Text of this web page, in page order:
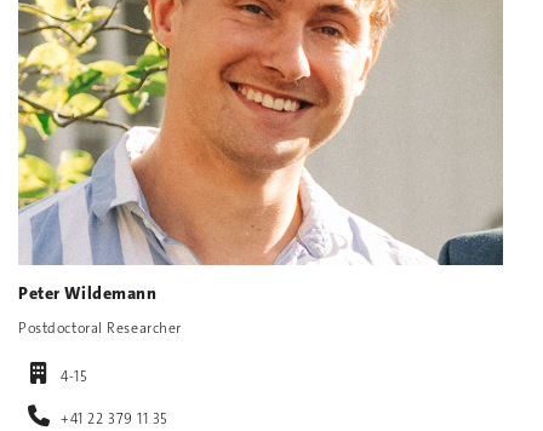
Peter Wildemann
Postdoctoral Researcher
4-15
+41 22 379 11 35